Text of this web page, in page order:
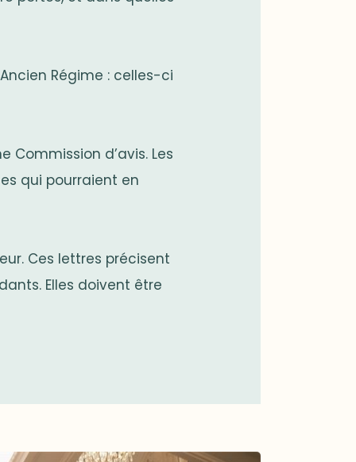
Régime : celles-ci
Commission d’avis. Les
qui pourraient en
Ces lettres précisent
Elles doivent être